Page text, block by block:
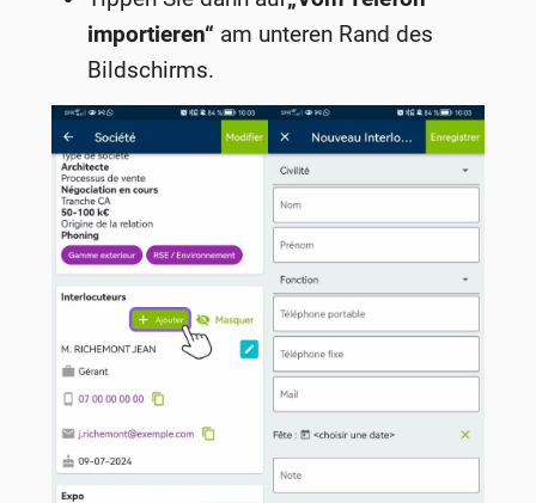
importieren“ am unteren Rand des
Bildschirms.